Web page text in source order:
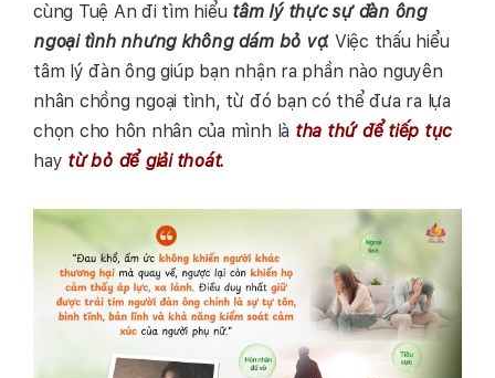
cùng Tuệ An đi tìm hiểu tâm lý thực sự đàn ông
ngoại tình nhưng không dám bỏ vợ. Việc thấu hiểu
tâm lý đàn ông giúp bạn nhận ra phần nào nguyên
nhân chồng ngoại tình, từ đó bạn có thể đưa ra lựa
chọn cho hôn nhân của mình là tha thứ để tiếp tục
hay từ bỏ để giải thoát.